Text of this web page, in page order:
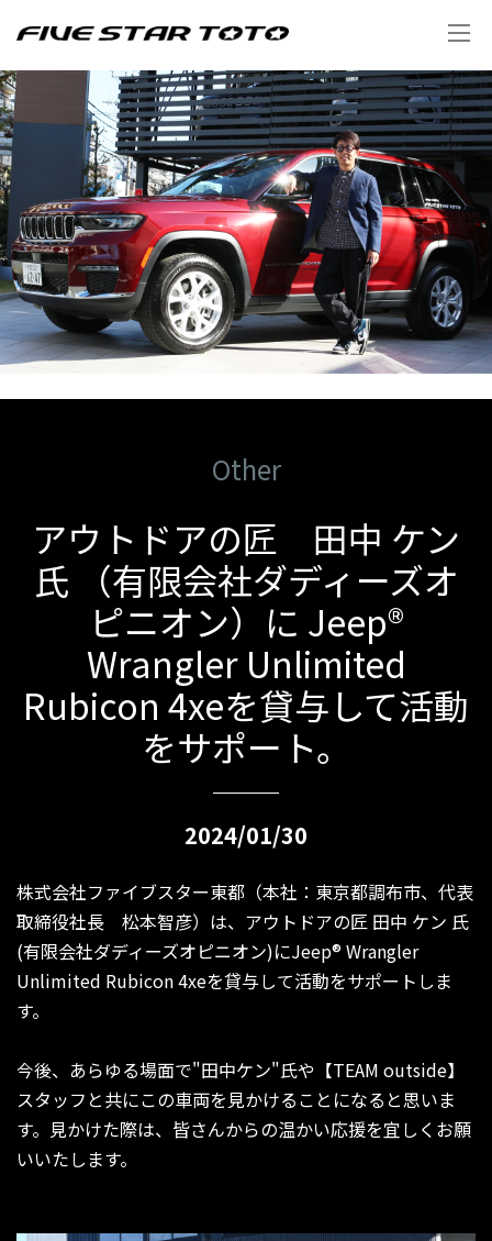
Other
アウトドアの匠 田中 ケン
氏 （有限会社ダディーズオ
ピニオン）に Jeep®
Wrangler Unlimited
Rubicon 4xeを貸与して活動
をサポート。
2024/01/30
株式会社ファイブスター東都（本社：東京都調布市、代表
取締役社長 松本智彦）は、アウトドアの匠 田中 ケン 氏
(有限会社ダディーズオピニオン)にJeep® Wrangler
Unlimited Rubicon 4xeを貸与して活動をサポートしま
す。
今後、あらゆる場面で"田中ケン"氏や【TEAM outside】
スタッフと共にこの車両を見かけることになると思いま
す。見かけた際は、皆さんからの温かい応援を宜しくお願
いいたします。